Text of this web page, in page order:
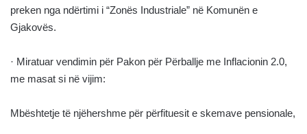
preken nga ndërtimi i “Zonës Industriale” në Komunën e
Gjakovës.
· Miratuar vendimin për Pakon për Përballje me Inflacionin 2.0,
me masat si në vijim:
Mbështetje të njëhershme për përfituesit e skemave pensionale,